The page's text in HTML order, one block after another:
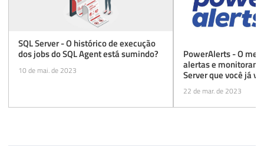
SQL Server - O histórico de execução
dos jobs do SQL Agent está sumindo?
10 de mai. de 2023
PowerAlerts - O
alertas e
Server que você já
22 de mar. de 2023